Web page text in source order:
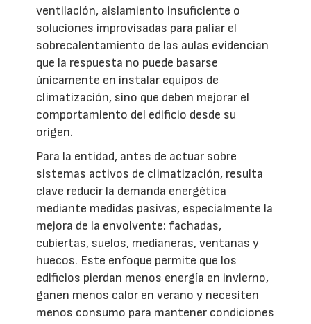
ventilación, aislamiento insuficiente o
soluciones improvisadas para paliar el
sobrecalentamiento de las aulas evidencian
que la respuesta no puede basarse
únicamente en instalar equipos de
climatización, sino que deben mejorar el
comportamiento del edificio desde su
origen.
Para la entidad, antes de actuar sobre
sistemas activos de climatización, resulta
clave reducir la demanda energética
mediante medidas pasivas, especialmente la
mejora de la envolvente: fachadas,
cubiertas, suelos, medianeras, ventanas y
huecos. Este enfoque permite que los
edificios pierdan menos energía en invierno,
ganen menos calor en verano y necesiten
menos consumo para mantener condiciones